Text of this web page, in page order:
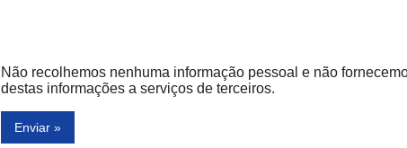
Não recolhemos nenhuma informação pessoal e não
destas informações a serviços de terceiros.
Enviar »